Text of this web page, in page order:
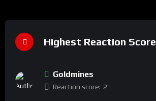
Highest Reaction Score
Goldmines
Reaction score: 2